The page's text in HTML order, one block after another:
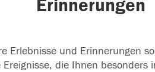
Erinnerungen
Erlebnisse und Erinnerungen
die Ihnen besonders